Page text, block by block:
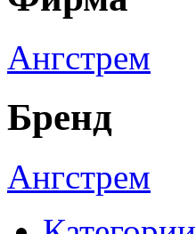
Ангстрем
Бренд
Ангстрем